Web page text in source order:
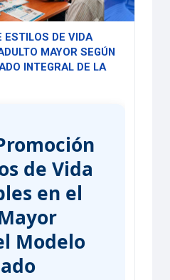
ESTILOS DE VIDA
MAYOR SEGÚN
INTEGRAL DE LA
de Vida
en el
Modelo